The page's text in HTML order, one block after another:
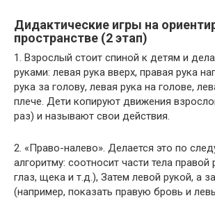
Дидактические игры на
пространстве (2 этап)
1. Взрослый стоит спиной к детям и
руками: левая рука вверх, правая рука
рука за голову, левая рука на голове,
плече. Дети копируют движения
раз) и называют свои действия.
2. «Право-налево». Делается это по
алгоритму: соотносит части тела правой
глаз, щека и т.д.), Затем левой рукой, а
(например, показать правую бровь и